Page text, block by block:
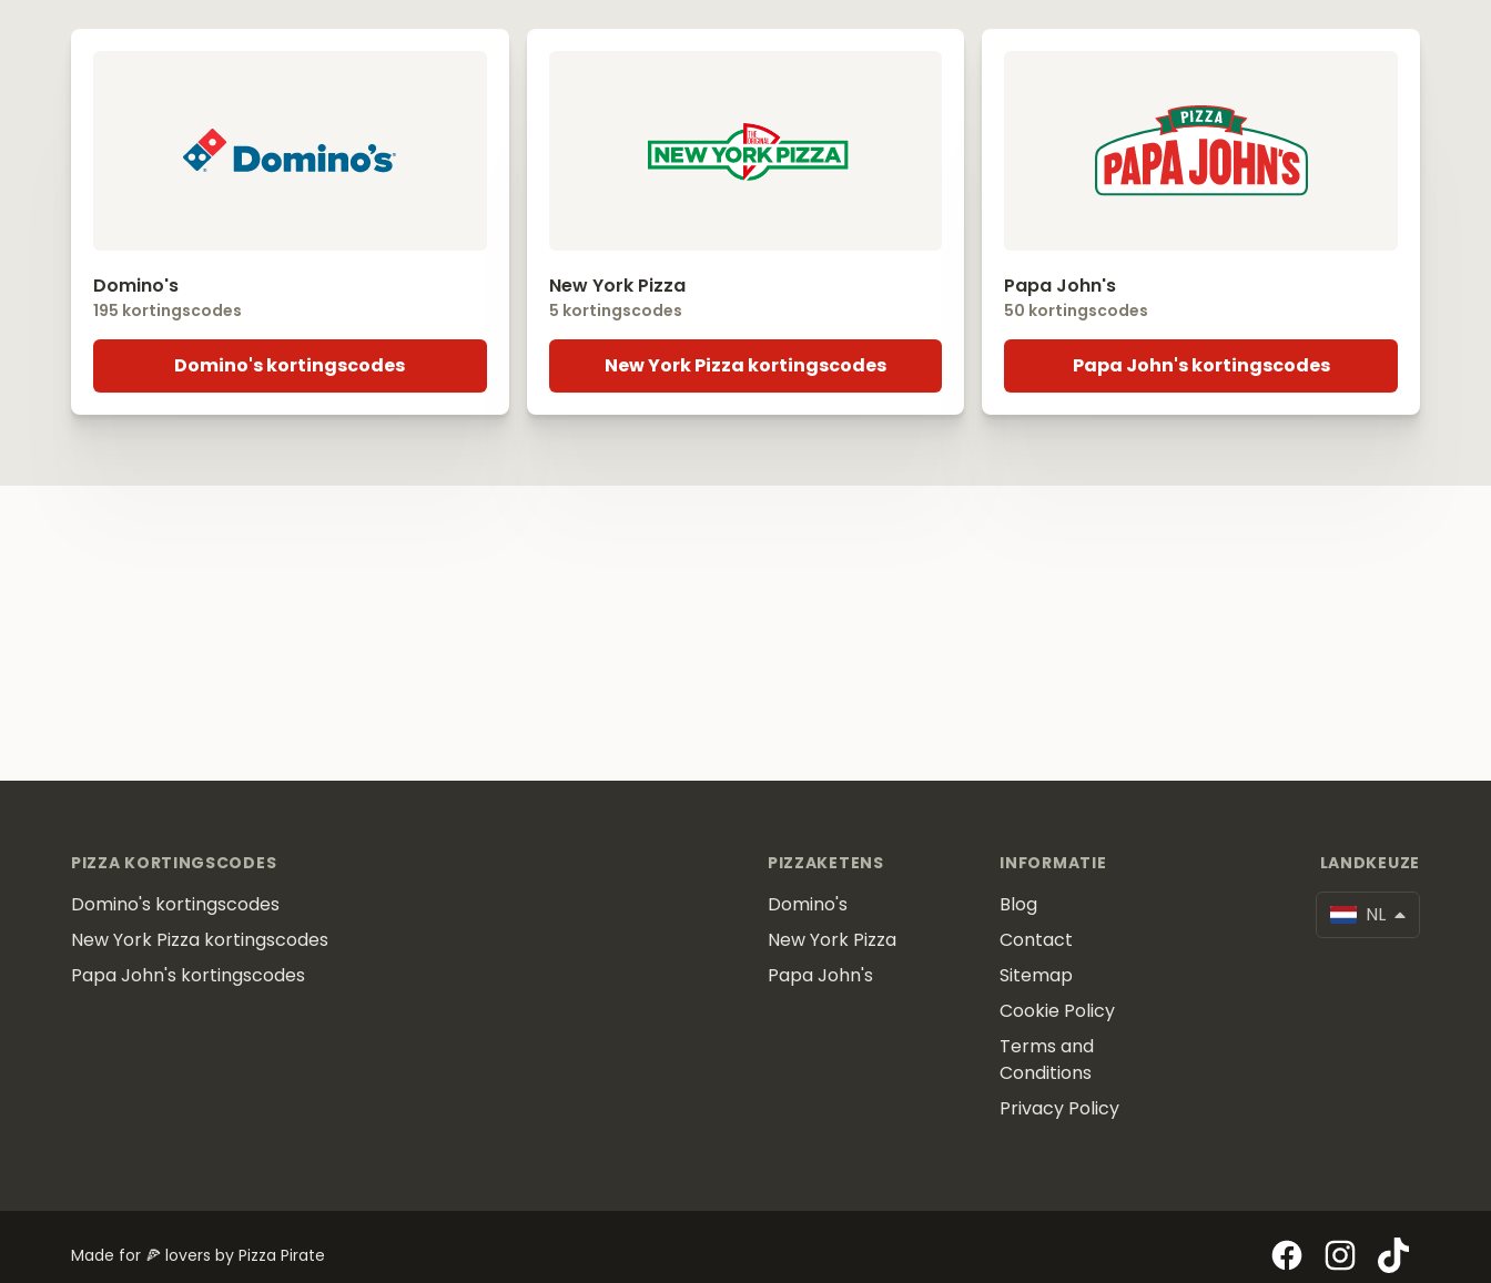
Domino's
195 kortingscodes
Domino's kortingscodes
New York Pizza
5 kortingscodes
New York Pizza kortingscodes
Papa John's
50 kortingscodes
Papa John's kortingscodes
PIZZA KORTINGSCODES
Domino's kortingscodes
New York Pizza kortingscodes
Papa John's kortingscodes
PIZZAKETENS
Domino's
New York Pizza
Papa John's
INFORMATIE
Blog
Contact
Sitemap
Cookie Policy
Terms and
Conditions
Privacy Policy
LANDKEUZE
NL
Made for 🍕 lovers by Pizza Pirate FacebookInstagram
TikTok